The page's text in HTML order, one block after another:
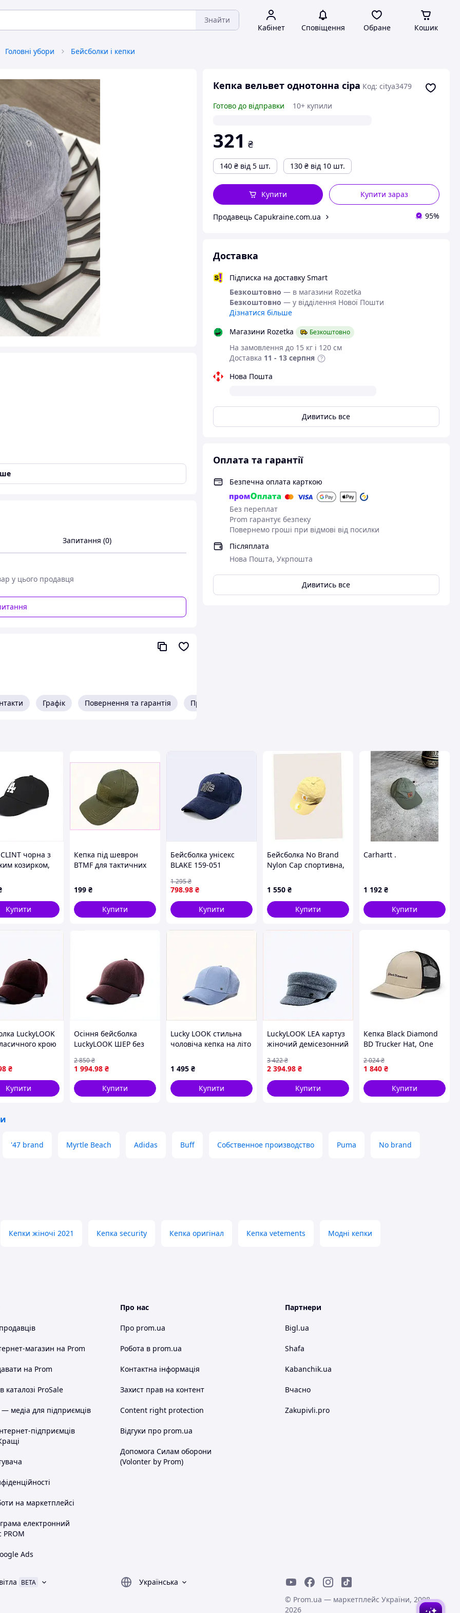
Знайти
Кабінет Сповіщення Обране Кошик
Головні убори Бейсболки і кепки
Кепка вельвет однотонна сіра Код: citya3479
Готово до відправки
10+ купили
321 ₴
140 ₴ від 5 шт. 130 ₴ від 10 шт.
Купити зараз
Купити
Продавець Capukraine.com.ua 95%
Доставка
Підписка на доставку Smart
Безкоштовно — в магазини Rozetka
Безкоштовно — у відділення Нової Пошти
Дізнатися більше
Магазини Rozetka
Безкоштовно
На замовлення до 15 кг і 120 см
Доставка 11 - 13 серпня
Нова Пошта
Дивитись все
Оплата та гарантії
Безпечна оплата карткою
Без переплат
Prom гарантує безпеку
Повернемо гроші при відмові від посилки
Післяплата
Нова Пошта, Укрпошта
Дивитись все
7 см
см
тексти
матеріалу
сонця. Під час прогулянка лісовими стежками
в обличчя. Легко переться й не втрачає форму та
Запитання (0)
у цього продавця
Графік Повернення та гарантія Про продавця
чорна з
козирком,
Купити
Кепка під шеврон
BTMF для тактичних
199 ₴
Купити
Бейсболка унісекс
BLAKE 159-051
Універсальний Синій
80C58190A
798.98 ₴
1 295₴
Купити
Бейсболка No Brand
Nylon Cap спортивна,
1 550 ₴
Купити
Carhartt .
1 192 ₴
Купити
LuckyLOOK
крою
₴
Купити
Осіння бейсболка
LuckyLOOK ШЕР без
90056C73H
1 994.98 ₴
2 850₴
Купити
Lucky LOOK стильна
чоловіча кепка на літо
1 495 ₴
Купити
LuckyLOOK LEA картуз
жіночий демісезонний
2 394.98 ₴
3 422₴
Купити
Кепка Black Diamond
BD Trucker Hat, One
Wordmark 7936-VO
1 840 ₴
2 024₴
Купити
'47 brand Myrtle Beach Adidas Buff Собственное производство Puma No brand
Кепки жіночі 2021 Кепка security Кепка оригінал Кепка vetements Модні кепки
магазин на Prom
на Prom
каталозі ProSale
медіа для підприємців
підприємців
на маркетплейсі
електронний
PROM
Ads
Про нас
Про prom.ua
Робота в prom.ua
Контактна інформація
Захист прав на контент
Content right protection
Відгуки про prom.ua
Допомога Силам оборони
(Volonter by Prom)
Партнери
Bigl.ua
Shafa
Kabanchik.ua
Вчасно
Zakupivli.pro
BETA
Українська
© Prom.ua — маркетплейс України, 2008-
2026